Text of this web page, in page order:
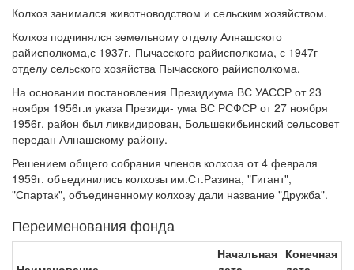
Колхоз занимался животноводством и сельским хозяйством.
Колхоз подчинялся земельному отделу Алнашского
райисполкома,с 1937г.-Пычасского райисполкома, с 1947г-
отделу сельского хозяйства Пычасского райисполкома.
На основании постановления Президиума ВС УАССР от 23
ноября 1956г.и указа Президи- ума ВС РСФСР от 27 ноября
1956г. район был ликвидирован, Большекибьинский сельсовет
передан Алнашскому району.
Решением общего собрания членов колхоза от 4 февраля
1959г. объединились колхозы им.Ст.Разина, "Гигант",
"Спартак", объединенному колхозу дали название "Дружба".
Переименования фонда
Начальная Конечная